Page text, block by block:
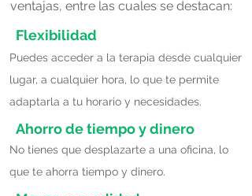
ventajas, entre las cuales se destacan:
Flexibilidad
Puedes acceder a la terapia desde cualquier
lugar, a cualquier hora, lo que te permite
adaptarla a tu horario y necesidades.
Ahorro de tiempo y dinero
No tienes que desplazarte a una oficina, lo
que te ahorra tiempo y dinero.